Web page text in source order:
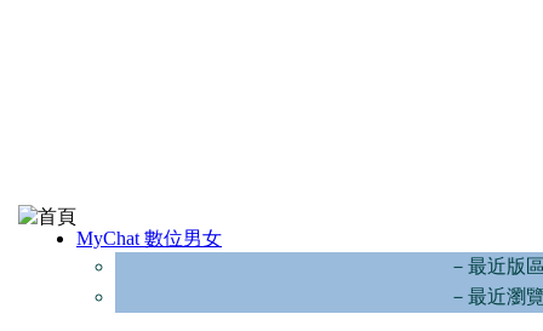
MyChat 數位男女
－最近版
－最近瀏